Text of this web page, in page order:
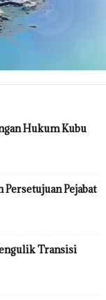
Hukum Kubu
Pejabat
Transisi